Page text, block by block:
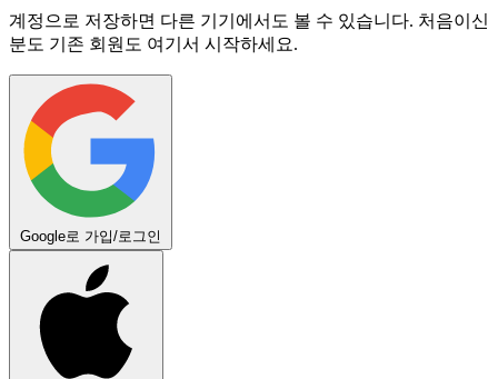
계정으로 저장하면 다른 기기에서도 볼 수 있습니다. 처음이신
분도 기존 회원도 여기서 시작하세요.
Google로 가입/로그인